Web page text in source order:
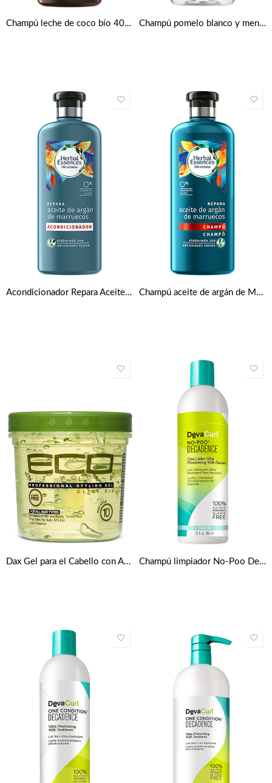
Champú leche de coco bío 400 ml de Herbal Essences Champú pomelo blanco y menta mosa de Herbal Essences
Acondicionador Repara Aceite de argán de marruecos bío de Herbal Essences 400 ml Champú aceite de argán de Marruecos bio por Herbal Essences
Dax Gel para el Cabello con Aceite de Oliva de Eco Styler Champú limpiador No-Poo Decadence 12oz de DevaCurl